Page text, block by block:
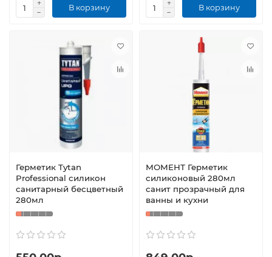
В корзину В корзину
Герметик Tytan
Professional силикон
санитарный беcцветный
280мл
МОМЕНТ Герметик
силиконовый 280мл
санит прозрачный для
ванны и кухни